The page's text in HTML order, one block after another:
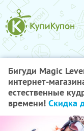
Бигуди Magic
интернет-
естественные
времени! Скидка